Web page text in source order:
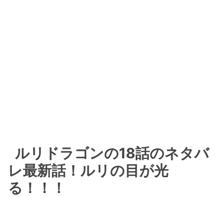
ルリドラゴンの18話のネタバ
レ最新話！ルリの目が光
る！！！